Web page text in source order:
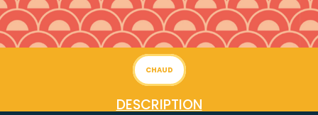
CHAUD
DESCRIPTION